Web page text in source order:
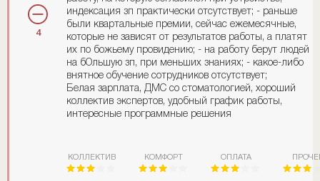
4
индексация зп практически отсутствует; - раньше
были квартальные премии, сейчас ежемесячные,
которые не зависят от результатов работы, а платят
их по божьему провидению; - на работу берут людей
на бОльшую зп, при меньших знаниях; - какое-либо
внятное обучение сотрудников отсутствует;
Белая зарплата, ДМС со стоматологией, хороший
коллектив экспертов, удобный график работы,
интересные программные решения
КОЛЛЕКТИВ КОМФОРТ ОПЛАТА